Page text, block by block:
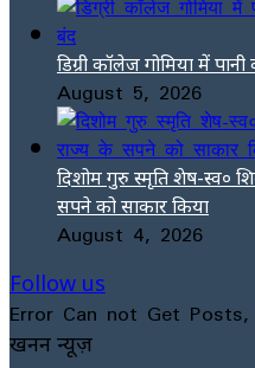
डिग्री कॉलेज गोमिया में
August 5, 2026
दिशोम गुरु स्मृति शेष-स्व०
सपने को साकार किया
August 4, 2026
Follow us
Error Can not Get
खनन न्यूज़